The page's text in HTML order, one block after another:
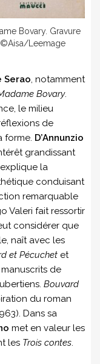
Bovary. Gravure
©Aisa/Leemage
Serao, notamment
Bovary.
le milieu
de
forme. D’Annunzio
grandissant
explique la
conduisant
remarquable
Valeri fait ressortir
considérer que
naît avec les
et Pécuchet et
de
Bouvard
du roman
Dans sa
met en valeur les
les Trois contes.